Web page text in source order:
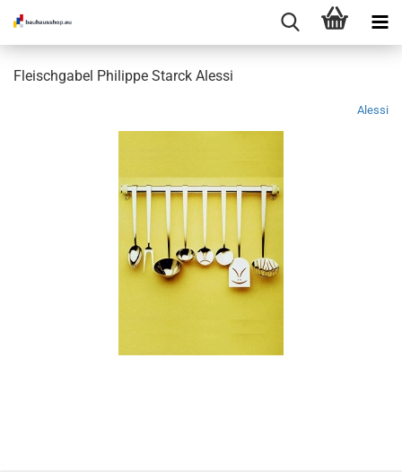
Fleischgabel Philippe Starck Alessi
Alessi